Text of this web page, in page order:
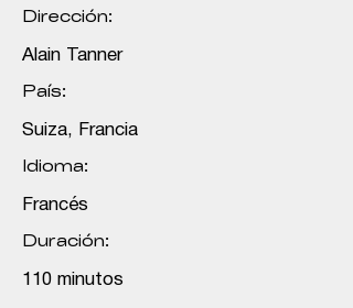
Dirección:
Alain Tanner
País:
Suiza, Francia
Idioma:
Francés
Duración:
110 minutos